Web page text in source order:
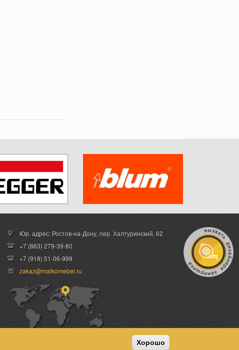
Юр. адрес: Ростов-на-Дону,пер. Халтуринский, 62
+7 (863) 279-39-80
+7 (918) 51-06-999
zakaz@malkomebel.ru
Хорошо